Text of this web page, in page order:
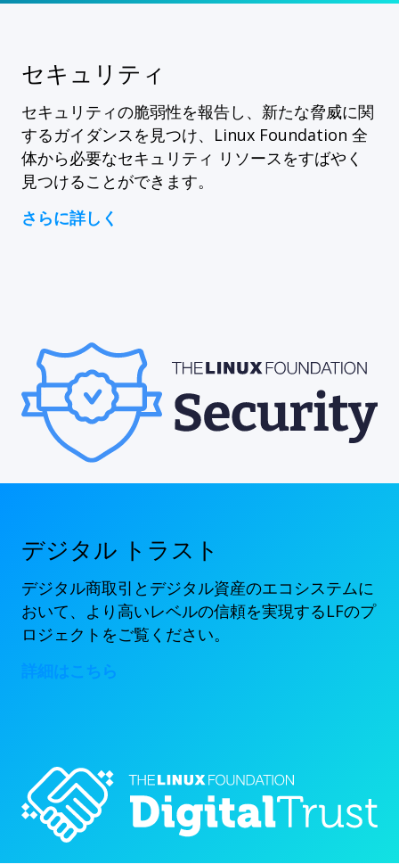
セキュリティ
セキュリティの脆弱性を報告し、新たな脅威に関
するガイダンスを見つけ、Linux Foundation 全
体から必要なセキュリティ リソースをすばやく
見つけることができます。
さらに詳しく
デジタル トラスト
デジタル商取引とデジタル資産のエコシステムに
おいて、より高いレベルの信頼を実現するLFのプ
ロジェクトをご覧ください。
詳細はこちら